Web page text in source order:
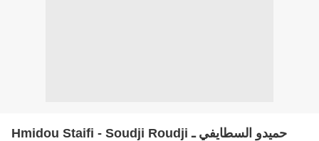
Hmidou Staifi - Soudji Roudji حميدو السطايفي ـ